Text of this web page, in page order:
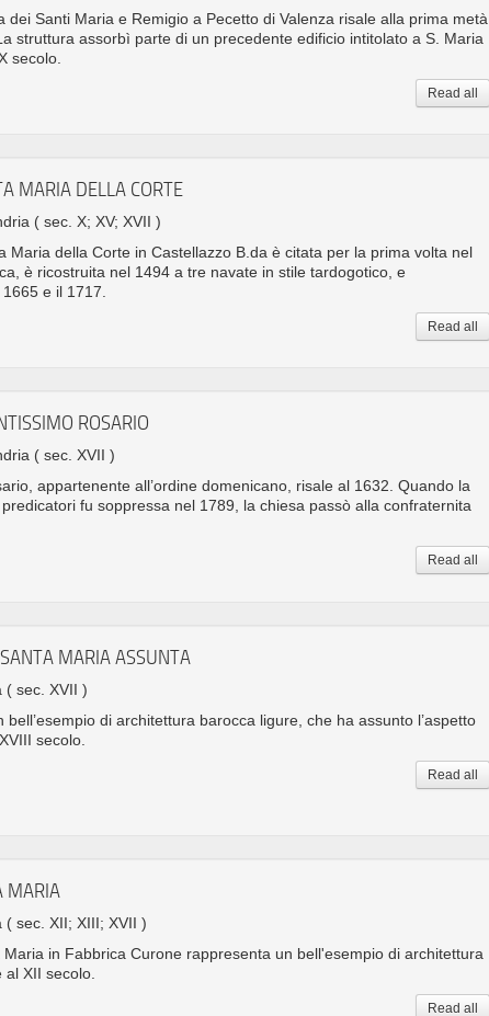
dei Santi Maria e Remigio a Pecetto di Valenza risale alla prima metà
struttura assorbì parte di un precedente edificio intitolato a S. Maria
secolo.
Read all
MARIA DELLA CORTE
( sec. X; XV; XVII )
Maria della Corte in Castellazzo B.da è citata per la prima volta nel
è ricostruita nel 1494 a tre navate in stile tardogotico, e
e il 1717.
Read all
ROSARIO
( sec. XVII )
appartenente all’ordine domenicano, risale al 1632. Quando la
fu soppressa nel 1789, la chiesa passò alla confraternita
Read all
MARIA ASSUNTA
( sec. XVII )
bell’esempio di architettura barocca ligure, che ha assunto l’aspetto
secolo.
Read all
MARIA
( sec. XII; XIII; XVII )
Maria in Fabbrica Curone rappresenta un bell'esempio di architettura
XII secolo.
Read all